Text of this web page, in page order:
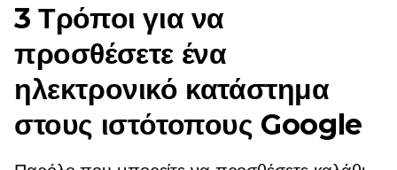
3 Τρόποι για να
προσθέσετε ένα
ηλεκτρονικό κατάστημα
στους ιστότοπους Google